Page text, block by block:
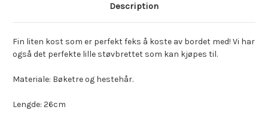
Description
Fin liten kost som er perfekt feks å koste av bordet med! Vi har
også det perfekte lille støvbrettet som kan kjøpes til.
Materiale: Bøketre og hestehår.
Lengde: 26cm